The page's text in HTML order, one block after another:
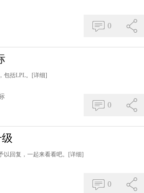
0
括LPL。 [详细]
0
回复，一起来看看吧。 [详细]
0